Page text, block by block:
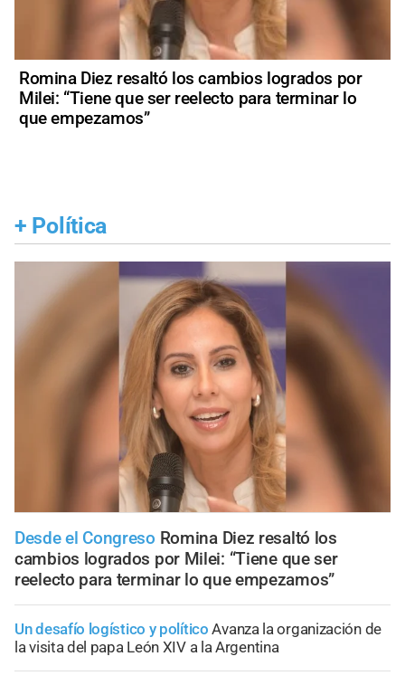
Romina Diez resaltó los cambios logrados por
Milei: “Tiene que ser reelecto para terminar lo
que empezamos”
+ Política
Desde el Congreso Romina Diez resaltó los
cambios logrados por Milei: “Tiene que ser
reelecto para terminar lo que empezamos”
Un desafío logístico y político Avanza la organización de
la visita del papa León XIV a la Argentina